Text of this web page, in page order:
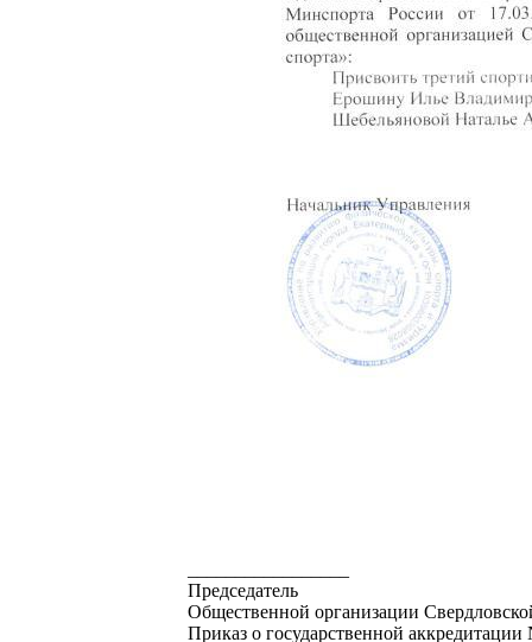
Председатель
Общественной организации
Приказ о государственной